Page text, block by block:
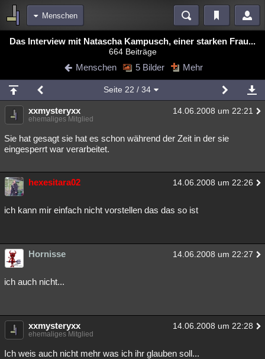
Menschen
Bereiche
Blogs Videos
Chat Wiki Neuigkeiten
meine Rubriken
Menschen Wissenschaft Mystery Kriminalfälle
Spiritualität Verschwörungen Technologie Ufologie
weitere Rubriken
Philosophie
Musik Clash Verbesserungen Allmystery English
Übersichten
Besucht
Das Interview mit Natascha Kampusch, einer starken Frau...
664 Beiträge
Menschen 5 Bilder Mehr
Seite 22 / 34
xxmysteryxx 14.06.2008 um 22:21
ehemaliges Mitglied
Sie hat gesagt sie hat es schon während der Zeit in der sie
eingesperrt war verarbeitet.
hexesitara02 14.06.2008 um 22:26
ich kann mir einfach nicht vorstellen das das so ist
Hornisse 14.06.2008 um 22:27
ich auch nicht...
xxmysteryxx 14.06.2008 um 22:28
ehemaliges Mitglied
Ich weis auch nicht mehr was ich ihr glauben soll...